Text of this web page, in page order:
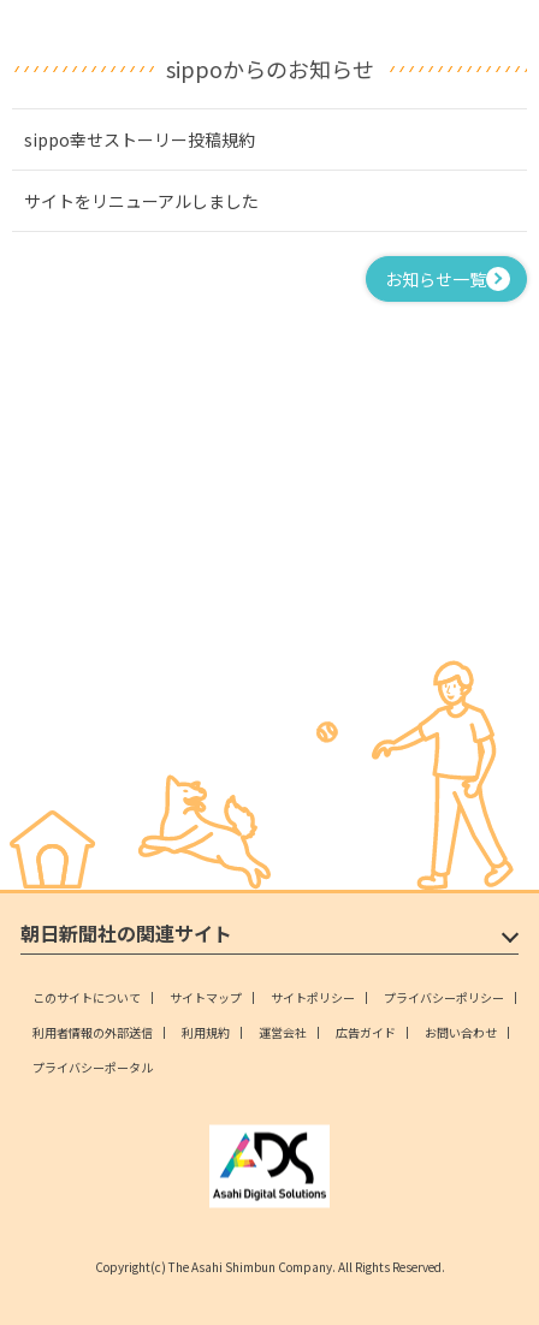
sippoからのお知らせ
sippo幸せストーリー投稿規約
サイトをリニューアルしました
お知らせ一覧
朝日新聞社の関連サイト
このサイトについて サイトマップ サイトポリシー
プライバシーポリシー
利用者情報の外部送信
利用規約 運営会社 広告ガイド
お問い合わせ
プライバシーポータル
Copyright(c) The Asahi Shimbun Company. All Rights Reserved.